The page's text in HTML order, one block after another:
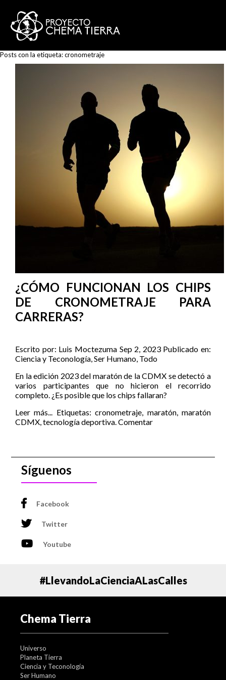
Posts con la etiqueta:cronometraje
¿CÓMO FUNCIONAN LOS CHIPS
DE CRONOMETRAJE PARA
CARRERAS?
Escrito por: Luis Moctezuma Sep 2, 2023 Publicado en:
Ciencia y Teconología,Ser Humano, Todo
En la edición 2023 del maratón de la CDMX se detectó a
varios participantes que no hicieron el recorrido
completo. ¿Es posible que los chips fallaran?
Leer más... Etiquetas:cronometraje, maratón,maratón
CDMX,tecnología deportiva.Comentar
Síguenos
Facebook
Twitter
Youtube
#LlevandoLaCienciaALasCalles
Chema Tierra
Universo
Planeta Tierra
Ciencia y Teconología
Ser Humano